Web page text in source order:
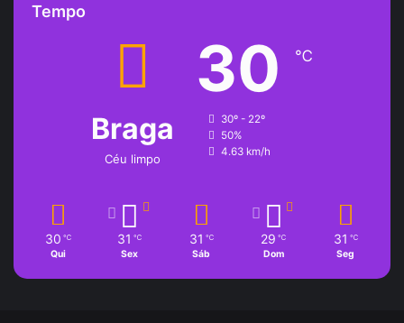
Tempo
Braga
Céu limpo
30 ℃
30º - 22º
50%
4.63 km/h
30 ℃
Qui
31 ℃
Sex
31 ℃
Sáb
29 ℃
Dom
31 ℃
Seg